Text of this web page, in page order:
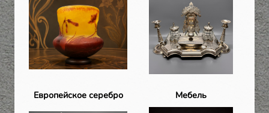
Европейское серебро Мебель